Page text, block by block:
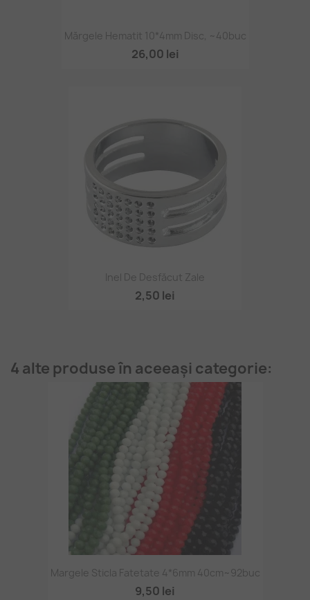
Mărgele Hematit 10*4mm Disc, ~40buc
26,00 lei
Inel De Desfăcut Zale
2,50 lei
4 alte produse în aceeași categorie:
Margele Sticla Fatetate 4*6mm 40cm~92buc
9,50 lei